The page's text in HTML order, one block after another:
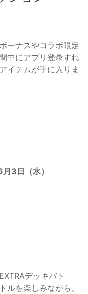
ーナスやコラボ限定
中にアプリ登录すれ
イテムが手に入りま
3日（水）
デッキバト
ルを楽しみながら、